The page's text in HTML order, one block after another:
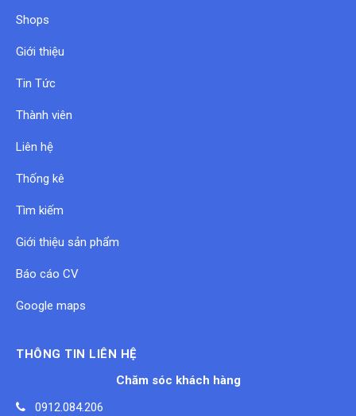
Shops
Giới thiệu
Tin Tức
Thành viên
Liên hệ
Thống kê
Tìm kiếm
Giới thiệu sản phẩm
Báo cáo CV
Google maps
THÔNG TIN LIÊN HỆ
Chăm sóc khách hàng
0912.084.206